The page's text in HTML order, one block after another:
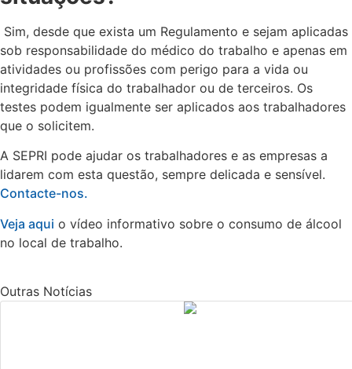
Sim, desde que exista um Regulamento e sejam aplicadas
sob responsabilidade do médico do trabalho e apenas em
atividades ou profissões com perigo para a vida ou
integridade física do trabalhador ou de terceiros. Os
testes podem igualmente ser aplicados aos trabalhadores
que o solicitem.
A SEPRI pode ajudar os trabalhadores e as empresas a
lidarem com esta questão, sempre delicada e sensível.
Contacte-nos.
Veja aqui o vídeo informativo sobre o consumo de álcool
no local de trabalho.
Outras Notícias